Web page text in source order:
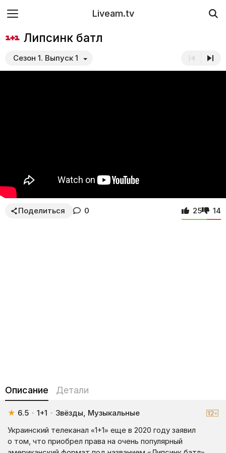
Liveam.tv
Липсинк батл
Сезон 1. Выпуск 1
Поделиться 0 25 14
Описание Детали
★ 6.5 · 1+1 · Звёзды, Музыкальные
Украинский телеканал «1+1» еще в 2020 году заявил
о том, что приобрел права на очень популярный